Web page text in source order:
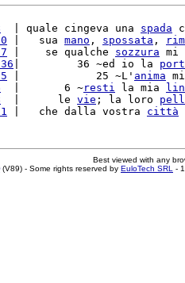
  | quale cingeva una
spada
|   sua mano , spossata ,
|    se qualche sozzura
|         36 ~ed io la
|            25 ~L' anima
  |       6 ~
resti la mia
  |      le
vie ; la loro
|   che dalla vostra città
Best viewed with any
(V89) - Some rights reserved by EuloTech SRL -